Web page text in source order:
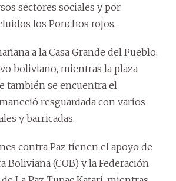
sectores sociales y por
los Ponchos rojos.
a la Casa Grande del Pueblo,
boliviano, mientras la plaza
se encuentra el
resguardada con varios
y barricadas.
contra Paz tienen el apoyo de
Boliviana (COB) y la Federación